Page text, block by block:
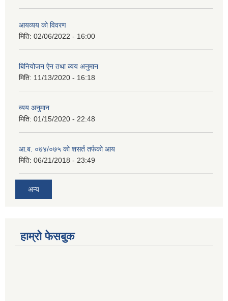
आयव्यय को विवरण
मिति: 02/06/2022 - 16:00
बिनियोजन ऐन तथा व्यय अनुमान
मिति: 11/13/2020 - 16:18
व्यय अनुमान
मिति: 01/15/2020 - 22:48
आ.ब. ०७४/०७५ को शसर्त तर्फको आय
मिति: 06/21/2018 - 23:49
अन्य
हाम्रो फेसबुक